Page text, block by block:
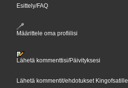
Esittely/FAQ
Määrittele oma profiilisi
Lähetä kommenttisi/Päivityksesi
Lähetä kommentit/ehdotukset Kingofsatille